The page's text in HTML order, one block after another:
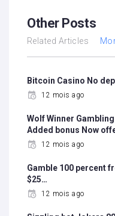
Other Posts
Related Articles
Bitcoin Casino No
12 mois ago
Wolf Winner
Added bonus Now
12 mois ago
Gamble 100 percent
$25…
12 mois ago